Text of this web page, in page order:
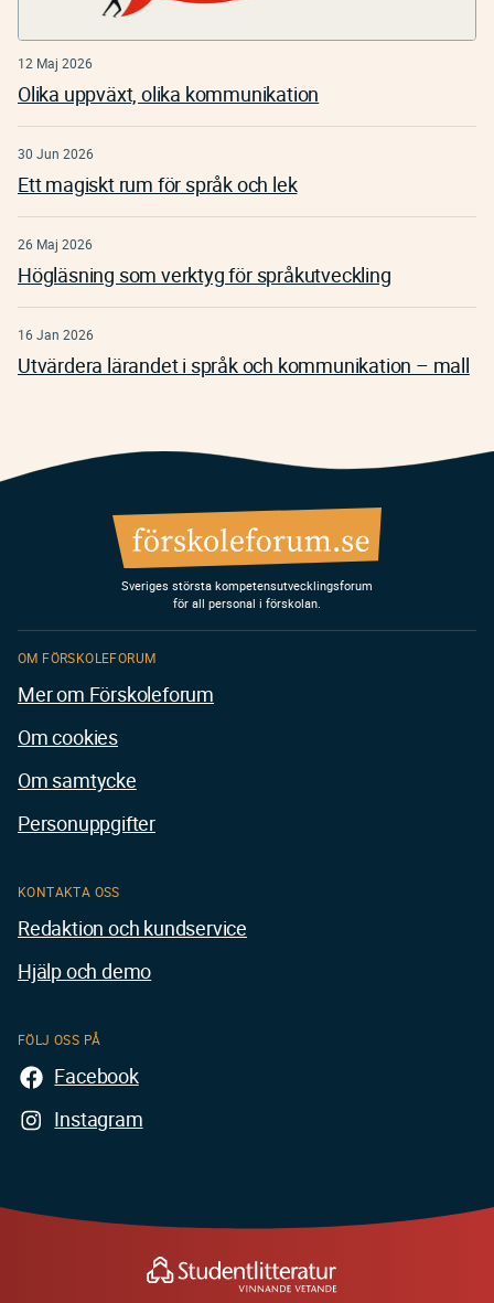
12 Maj 2026
Olika uppväxt, olika kommunikation
30 Jun 2026
Ett magiskt rum för språk och lek
26 Maj 2026
Högläsning som verktyg för språkutveckling
16 Jan 2026
Utvärdera lärandet i språk och kommunikation – mall
Sveriges största kompetensutvecklingsforum
för all personal i förskolan.
KONTAKTA OSS
Redaktion och kundservice
Hjälp och demo
FÖLJ OSS PÅ
Facebook
Instagram
OM FÖRSKOLEFORUM
Mer om Förskoleforum
Om cookies
Om samtycke
Personuppgifter